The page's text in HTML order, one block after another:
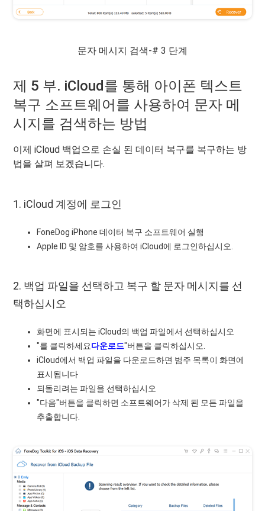
문자 메시지 검색-# 3 단계
제 5 부. iCloud를 통해 아이폰 텍스트
복구 소프트웨어를 사용하여 문자 메
시지를 검색하는 방법
이제 iCloud 백업으로 손실 된 데이터 복구를 복구하는 방
법을 살펴 보겠습니다.
1. iCloud 계정에 로그인
FoneDog iPhone 데이터 복구 소프트웨어 실행
Apple ID 및 암호를 사용하여 iCloud에 로그인하십시오.
2. 백업 파일을 선택하고 복구 할 문자 메시지를 선
택하십시오
화면에 표시되는 iCloud의 백업 파일에서 선택하십시오
"를 클릭하세요다운로드"버튼을 클릭하십시오.
iCloud에서 백업 파일을 다운로드하면 범주 목록이 화면에
표시됩니다
되돌리려는 파일을 선택하십시오
"다음"버튼을 클릭하면 소프트웨어가 삭제 된 모든 파일을
추출합니다.